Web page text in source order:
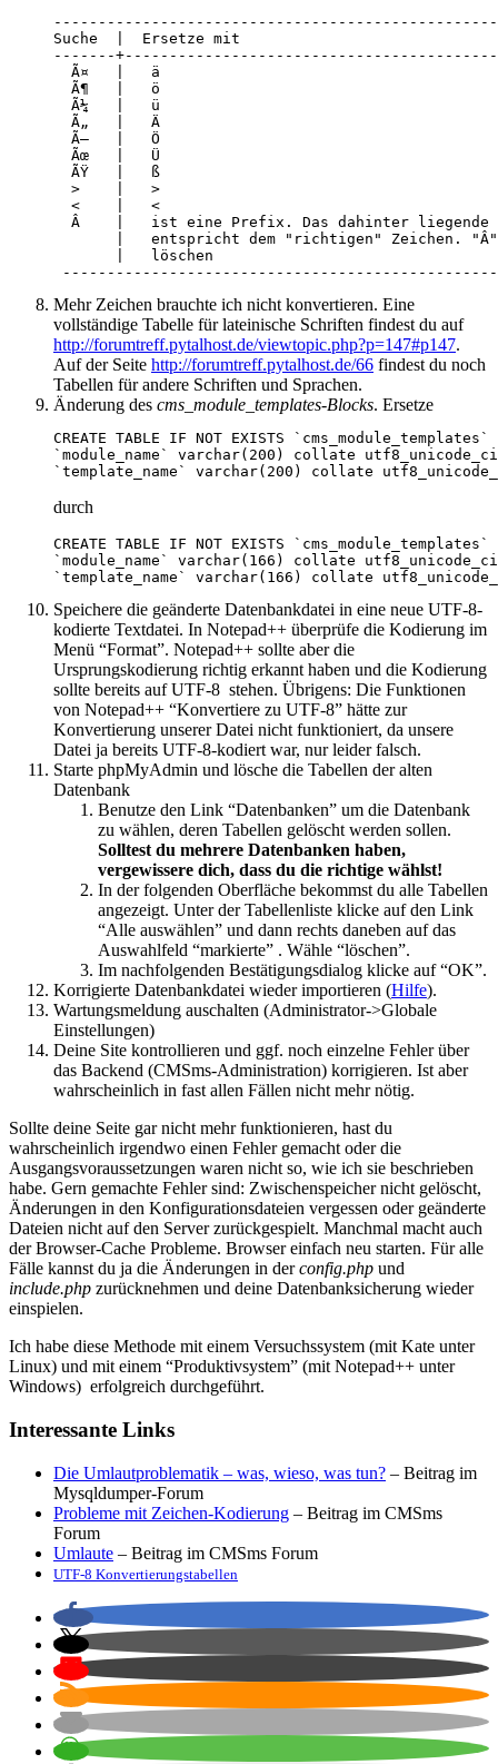
Suche  |  Ersetze mit
-------
  Ã¤   |   ä
  Ã¶   |   ö
  Ã¼   |   ü
  Ã„   |   Ä
  Ã–   |   Ö
  Ãœ   |   Ü
  ÃŸ   |   ß
  >    |   >
  <    |   <
Â    |   ist eine Prefix. Das dahinter liegende
|   entspricht dem "richtigen" Zeichen.
       |   löschen
Mehr Zeichen brauchte ich nicht konvertieren. Eine
vollständige Tabelle für lateinische Schriften findest du auf
http://forumtreff.pytalhost.de/viewtopic.php?p=147#p147.
Auf der Seite http://forumtreff.pytalhost.de/66 findest du noch
Tabellen für andere Schriften und Sprachen.
Änderung des cms_module_templates-Blocks. Ersetze
CREATE TABLE IF NOT EXISTS
`module_name` varchar(200) collate
`template_name` varchar(200) collate
durch
CREATE TABLE IF NOT EXISTS
`module_name` varchar(166) collate
`template_name` varchar(166) collate
Speichere die geänderte Datenbankdatei in eine neue UTF-8-
kodierte Textdatei. In Notepad++ überprüfe die Kodierung im
Menü “Format”. Notepad++ sollte aber die
Ursprungskodierung richtig erkannt haben und die Kodierung
sollte bereits auf UTF-8 stehen. Übrigens: Die Funktionen
von Notepad++ “Konvertiere zu UTF-8” hätte zur
Konvertierung unserer Datei nicht funktioniert, da unsere
Datei ja bereits UTF-8-kodiert war, nur leider falsch.
Starte phpMyAdmin und lösche die Tabellen der alten
Datenbank
Benutze den Link “Datenbanken” um die Datenbank
zu wählen, deren Tabellen gelöscht werden sollen.
Solltest du mehrere Datenbanken haben,
vergewissere dich, dass du die richtige wählst!
In der folgenden Oberfläche bekommst du alle Tabellen
angezeigt. Unter der Tabellenliste klicke auf den Link
“Alle auswählen” und dann rechts daneben auf das
Auswahlfeld “markierte” . Wähle “löschen”.
Im nachfolgenden Bestätigungsdialog klicke auf “OK”.
Korrigierte Datenbankdatei wieder importieren (Hilfe).
Wartungsmeldung auschalten (Administrator->Globale
Einstellungen)
Deine Site kontrollieren und ggf. noch einzelne Fehler über
das Backend (CMSms-Administration) korrigieren. Ist aber
wahrscheinlich in fast allen Fällen nicht mehr nötig.
Sollte deine Seite gar nicht mehr funktionieren, hast du
wahrscheinlich irgendwo einen Fehler gemacht oder die
Ausgangsvoraussetzungen waren nicht so, wie ich sie beschrieben
habe. Gern gemachte Fehler sind: Zwischenspeicher nicht gelöscht,
Änderungen in den Konfigurationsdateien vergessen oder geänderte
Dateien nicht auf den Server zurückgespielt. Manchmal macht auch
der Browser-Cache Probleme. Browser einfach neu starten. Für alle
Fälle kannst du ja die Änderungen in derconfig.php und
include.php zurücknehmen und deine Datenbanksicherung wieder
einspielen.
Ich habe diese Methode mit einem Versuchssystem (mit Kate unter
Linux) und mit einem “Produktivsystem” (mit Notepad++ unter
Windows) erfolgreich durchgeführt.
Interessante Links
Die Umlautproblematik – was, wieso, was tun? – Beitrag im
Mysqldumper-Forum
Probleme mit Zeichen-Kodierung – Beitrag im CMSms
Forum
Umlaute – Beitrag im CMSms Forum
UTF-8 Konvertierungstabellen